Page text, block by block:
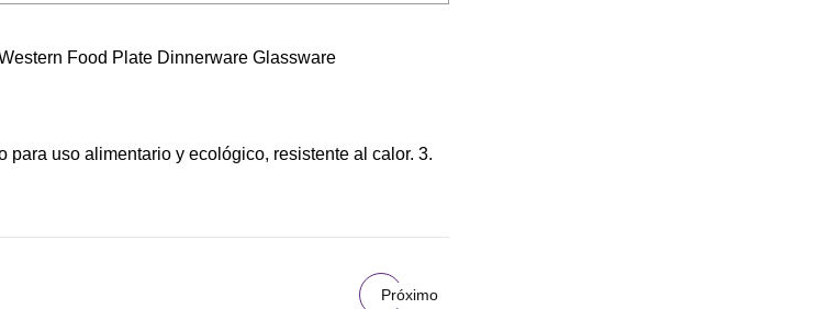
uso alimentario y ecológico, resistente al calor. 3.
Próximo